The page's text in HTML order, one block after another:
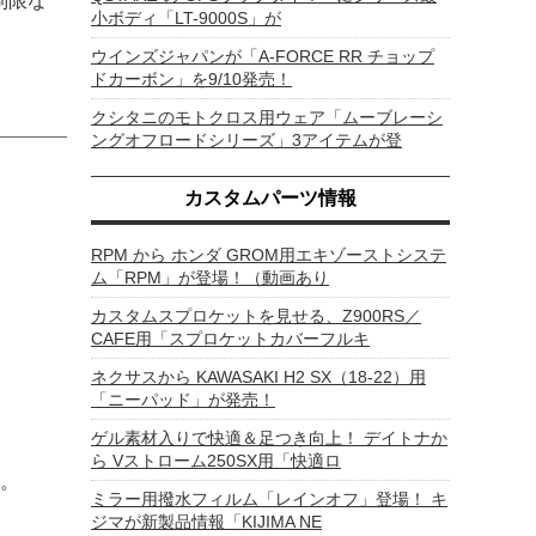
小ボディ「LT-9000S」が
ウインズジャパンが「A-FORCE RR チョップ
ドカーボン」を9/10発売！
クシタニのモトクロス用ウェア「ムーブレーシ
ングオフロードシリーズ」3アイテムが登
カスタムパーツ情報
RPM から ホンダ GROM用エキゾーストシステ
ム「RPM」が登場！（動画あり
カスタムスプロケットを見せる、Z900RS／
CAFE用「スプロケットカバーフルキ
ネクサスから KAWASAKI H2 SX（18-22）用
「ニーパッド」が発売！
ゲル素材入りで快適＆足つき向上！ デイトナか
ら Vストローム250SX用「快適ロ
ミラー用撥水フィルム「レインオフ」登場！ キ
ジマが新製品情報「KIJIMA NE